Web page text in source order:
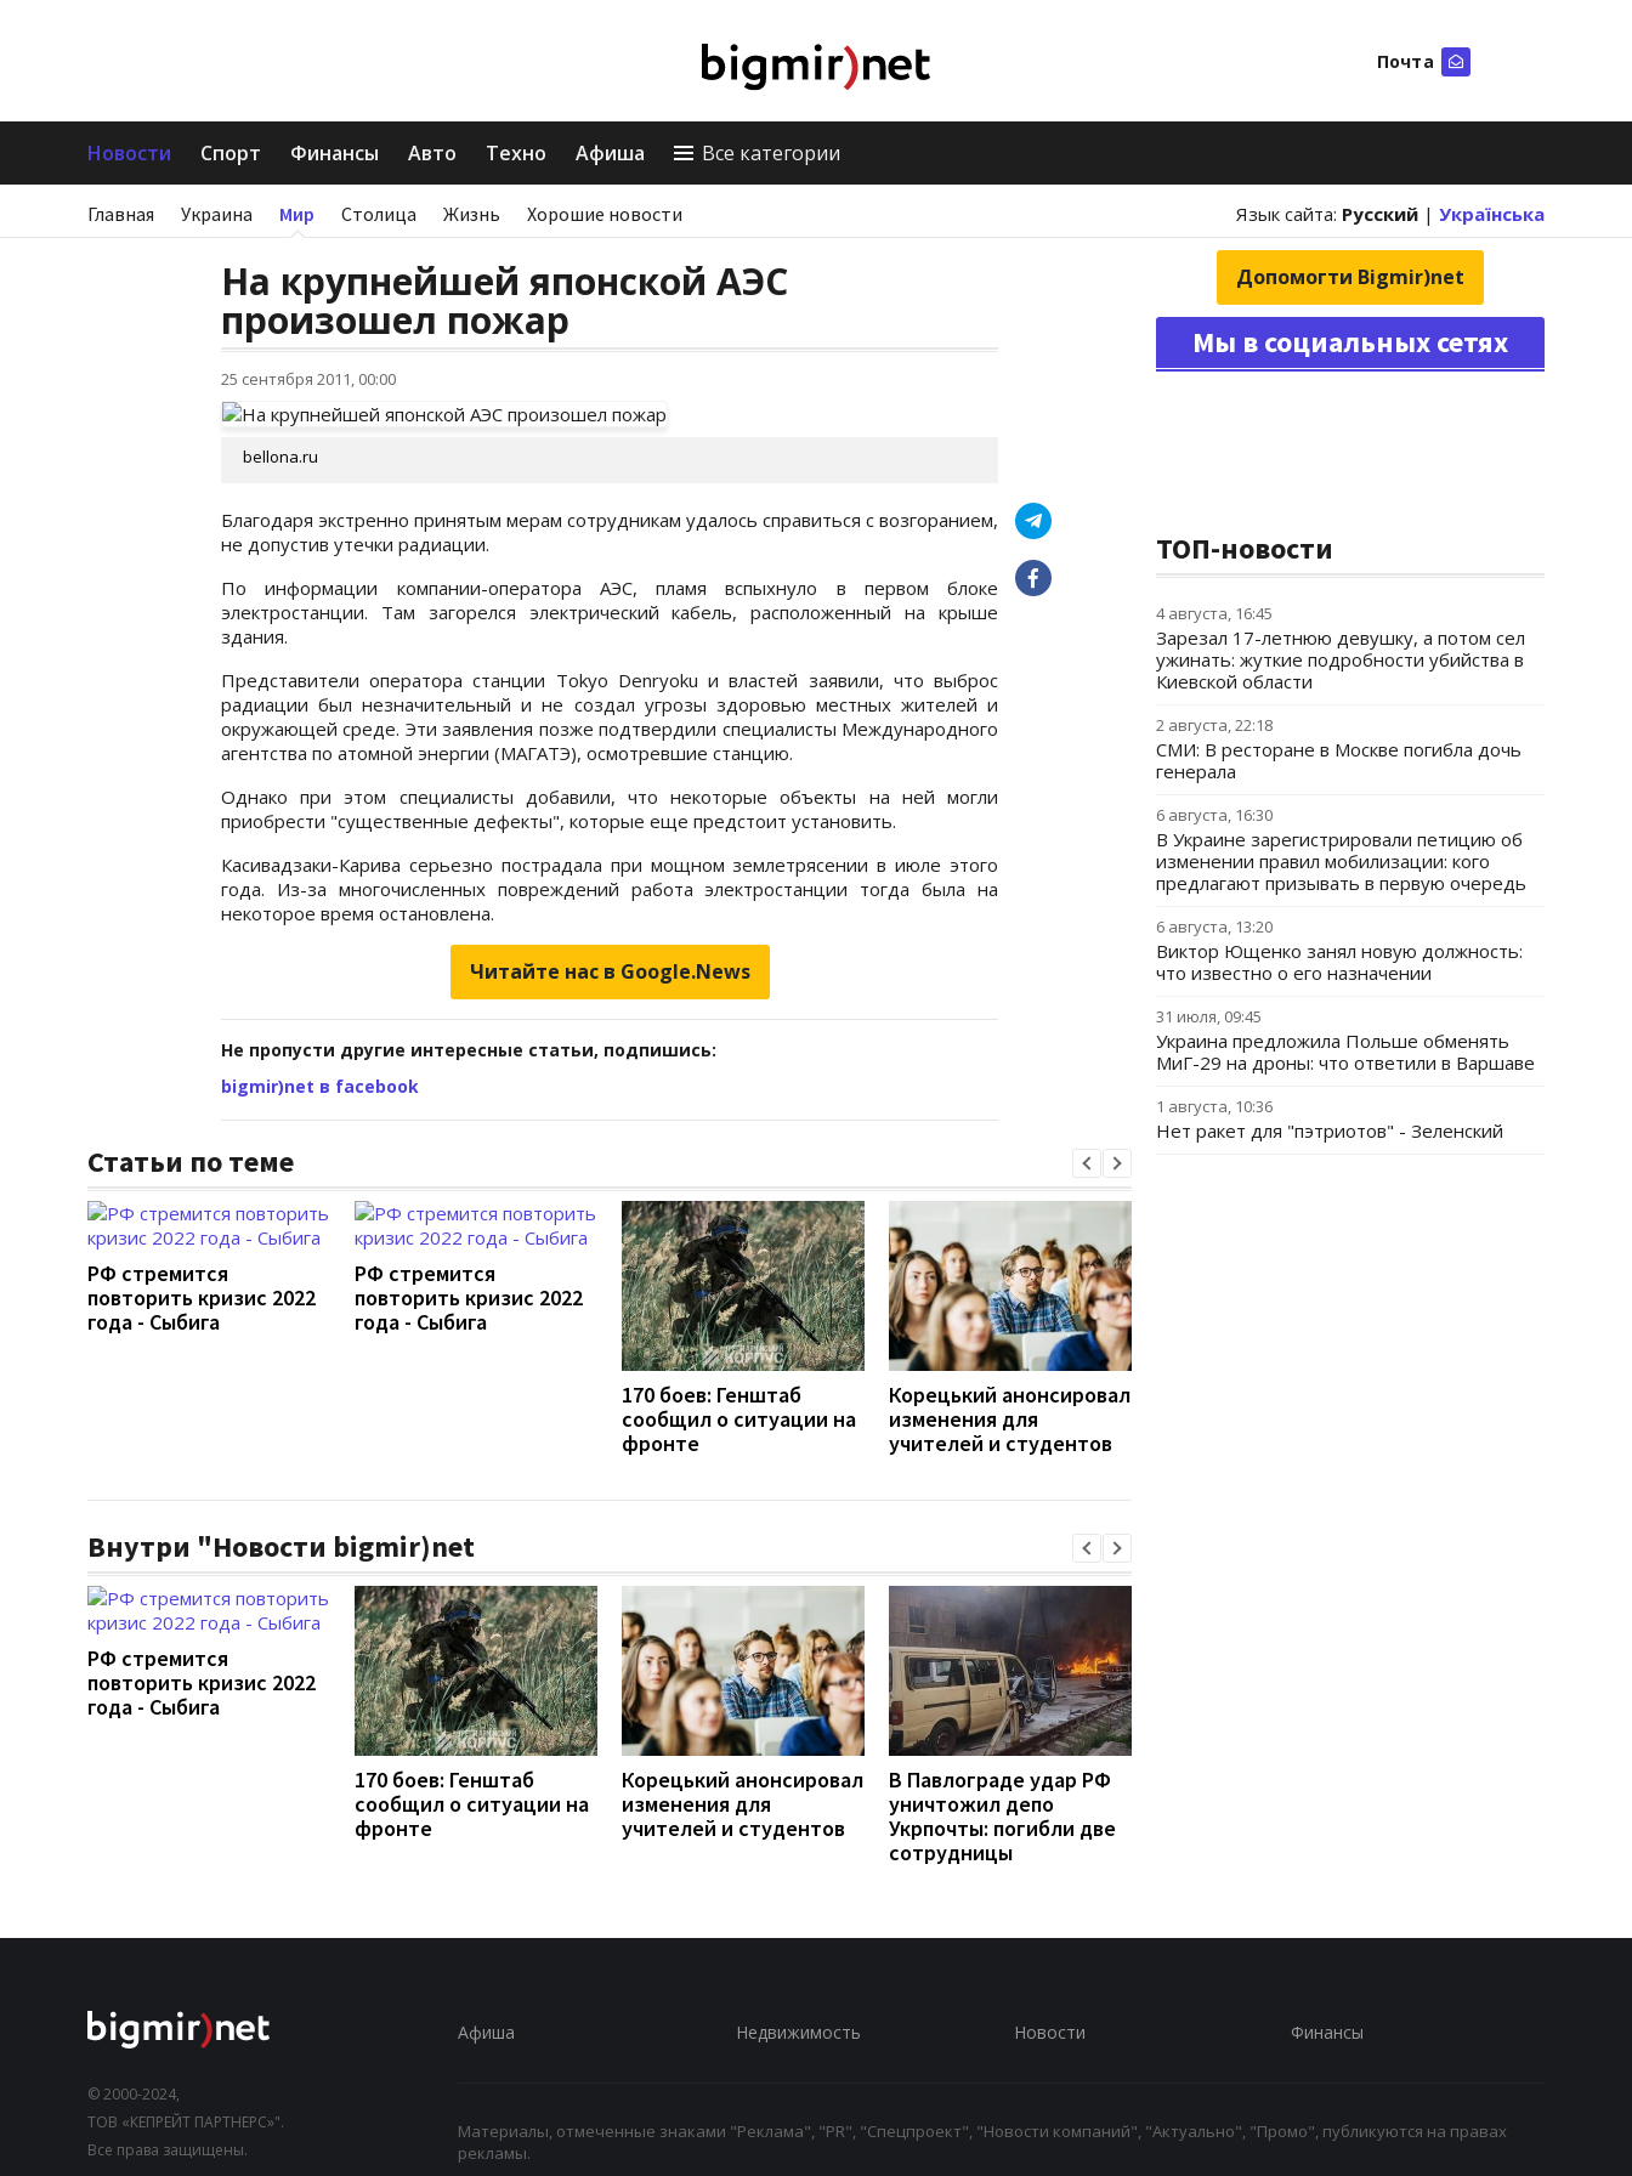
Почта
Новости Спорт Финансы Авто Техно Афиша Все категории
Главная Украина Мир Столица Жизнь Хорошие новости Язык сайта: Русский | Українська
На крупнейшей японской АЭС
произошел пожар
25 сентября 2011, 00:00
bellona.ru
Благодаря экстренно принятым мерам сотрудникам удалось справиться с возгоранием,
не допустив утечки радиации.
По информации компании-оператора АЭС, пламя вспыхнуло в первом блоке
электростанции. Там загорелся электрический кабель, расположенный на крыше
здания.
Представители оператора станции Tokyo Denryoku и властей заявили, что выброс
радиации был незначительный и не создал угрозы здоровью местных жителей и
окружающей среде. Эти заявления позже подтвердили специалисты Международного
агентства по атомной энергии (МАГАТЭ), осмотревшие станцию.
Однако при этом специалисты добавили, что некоторые объекты на ней могли
приобрести "существенные дефекты", которые еще предстоит установить.
Касивадзаки-Карива серьезно пострадала при мощном землетрясении в июле этого
года. Из-за многочисленных повреждений работа электростанции тогда была на
некоторое время остановлена.
Читайте нас в Google.News
Не пропусти другие интересные статьи, подпишись:
bigmir)net в facebook
Статьи по теме
РФ стремится
повторить кризис 2022
года - Сыбига
РФ стремится
повторить кризис 2022
года - Сыбига
170 боев: Генштаб
сообщил о ситуации на
фронте
Корецький анонсировал
изменения для
учителей и студентов
Внутри "Новости bigmir)net
РФ стремится
повторить кризис 2022
года - Сыбига
170 боев: Генштаб
сообщил о ситуации на
фронте
Корецький анонсировал
изменения для
учителей и студентов
В Павлограде удар РФ
уничтожил депо
Укрпочты: погибли две
сотрудницы
Допомогти Bigmir)net
Мы в социальных сетях
ТОП-новости
4 августа, 16:45
Зарезал 17-летнюю девушку, а потом сел
ужинать: жуткие подробности убийства в
Киевской области
2 августа, 22:18
СМИ: В ресторане в Москве погибла дочь
генерала
6 августа, 16:30
В Украине зарегистрировали петицию об
изменении правил мобилизации: кого
предлагают призывать в первую очередь
6 августа, 13:20
Виктор Ющенко занял новую должность:
что известно о его назначении
31 июля, 09:45
Украина предложила Польше обменять
МиГ-29 на дроны: что ответили в Варшаве
1 августа, 10:36
Нет ракет для "пэтриотов" - Зеленский
© 2000-2024,
ТОВ «КЕПРЕЙТ ПАРТНЕРС»".
Все права защищены.
Афиша Недвижимость Новости Финансы
Материалы, отмеченные знаками "Реклама", "PR", "Спецпроект", "Новости компаний", "Актуально", "Промо", публикуются на правах
рекламы.